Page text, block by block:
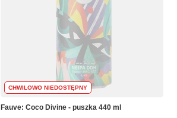
CHWILOWO NIEDOSTĘPNY
Fauve: Coco Divine - puszka 440 ml